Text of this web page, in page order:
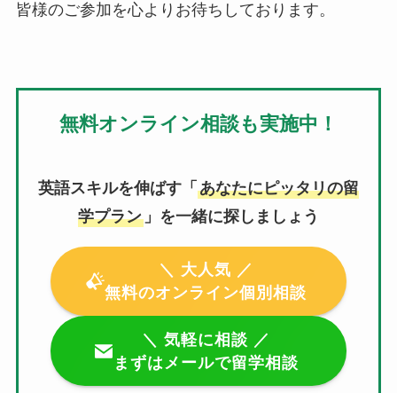
皆様のご参加を心よりお待ちしております。
無料オンライン相談も実施中！
英語スキルを伸ばす「 あなたにピッタリの留
学プラン 」を一緒に探しましょう
＼ 大人気 ／
無料のオンライン個別相談
＼ 気軽に相談 ／
まずはメールで留学相談